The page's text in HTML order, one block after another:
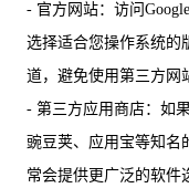
- 官方网站：访问
选择适合您操作系统的
道，避免使用第三方网
- 第三方应用商店：如
豌豆荚、应用宝等知名
常会提供更广泛的软件